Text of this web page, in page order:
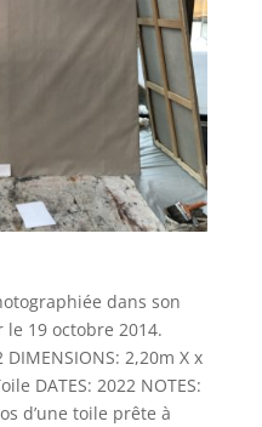
dans son
19 octobre 2014.
DIMENSIONS: 2,20m X x
DATES: 2022 NOTES:
d’une toile prête à